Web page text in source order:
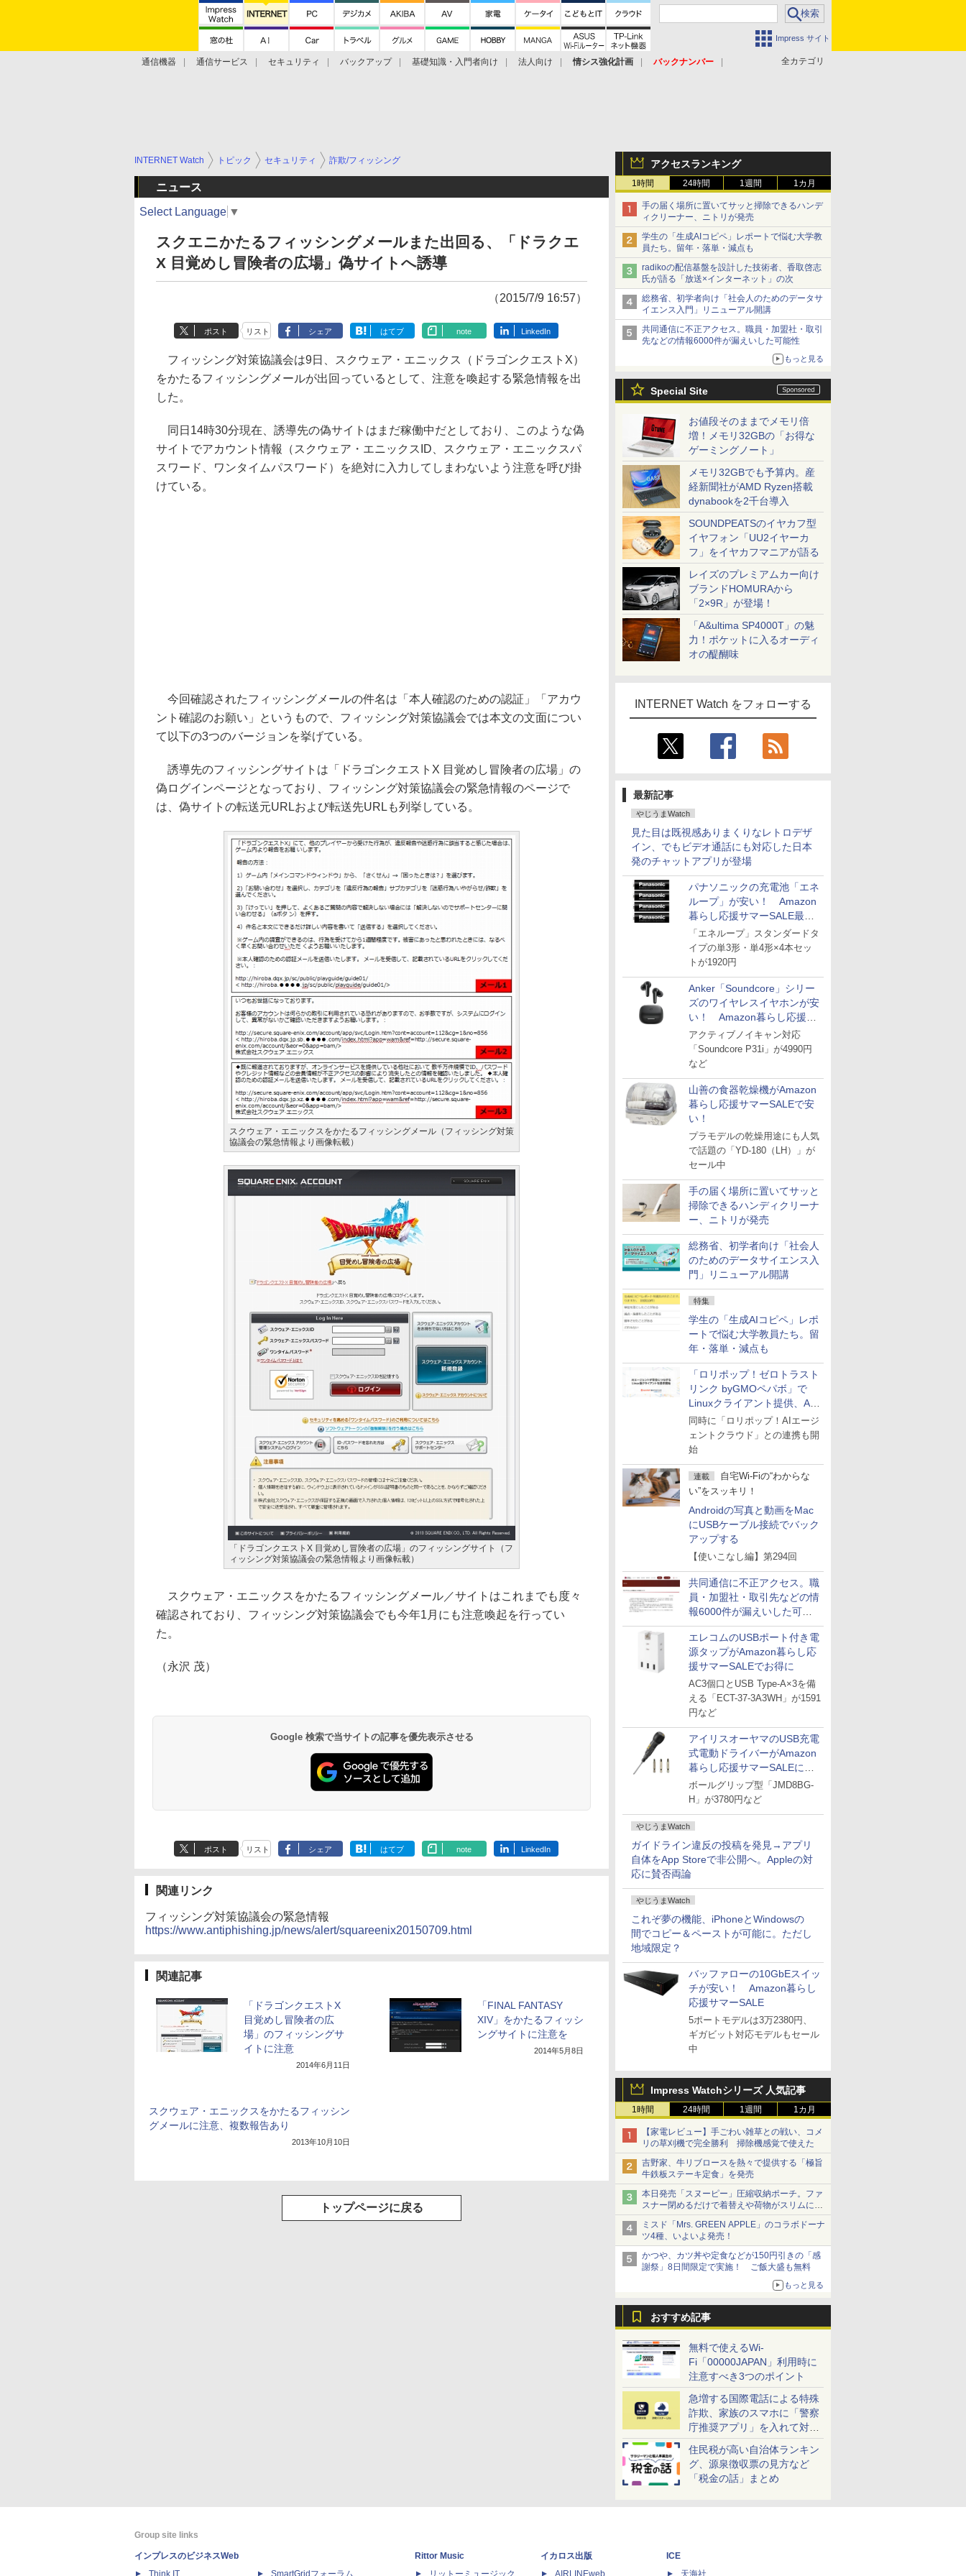
Impress サイト
全カテゴリ
通信機器 通信サービス セキュリティ バックアップ 基礎知識・入門者向け 法人向け 情シス強化計画
バックナンバー
アクセスランキング
1時間 24時間 1週間 1カ月
手の届く場所に置いてサッと掃除できるハンデ
ィクリーナー、ニトリが発売
学生の「生成AIコピペ」レポートで悩む大学教
員たち。留年・落単・減点も
radikoの配信基盤を設計した技術者、香取啓志
氏が語る「放送×インターネット」の次
総務省、初学者向け「社会人のためのデータサ
イエンス入門」リニューアル開講
共同通信に不正アクセス。職員・加盟社・取引
先などの情報6000件が漏えいした可能性
もっと見る
Special Site
お値段そのままでメモリ倍
増！メモリ32GBの「お得な
ゲーミングノート」
メモリ32GBでも予算内。産
経新聞社がAMD Ryzen搭載
dynabookを2千台導入
SOUNDPEATSのイヤカフ型
イヤフォン「UU2イヤーカ
フ」をイヤカフマニアが語る
レイズのプレミアムカー向け
ブランドHOMURAから
「2×9R」が登場！
「A&ultima SP4000T」の魅
力！ポケットに入るオーディ
オの醍醐味
INTERNET Watch をフォローする
最新記事
やじうまWatch
見た目は既視感ありまくりなレトロデザ
イン、でもビデオ通話にも対応した日本
発のチャットアプリが登場
パナソニックの充電池「エネ
ループ」が安い！ Amazon
暮らし応援サマーSALE最終
日
「エネループ」スタンダードタ
イプの単3形・単4形×4本セッ
トが1920円
Anker「Soundcore」シリー
ズのワイヤレスイヤホンが安
い！ Amazon暮らし応援サ
マーSALE
アクティブノイキャン対応
「Soundcore P31i」が4990円
など
山善の食器乾燥機がAmazon
暮らし応援サマーSALEで安
い！
プラモデルの乾燥用途にも人気
で話題の「YD-180（LH）」が
セール中
手の届く場所に置いてサッと
掃除できるハンディクリーナ
ー、ニトリが発売
総務省、初学者向け「社会人
のためのデータサイエンス入
門」リニューアル開講
特集
学生の「生成AIコピペ」レポ
ートで悩む大学教員たち。留
年・落単・減点も
「ロリポップ！ゼロトラスト
リンク byGMOペパボ」で
Linuxクライアント提供、AI
エージェントの接続が容易に
同時に「ロリポップ！AIエージ
ェントクラウド」との連携も開
始
連載
自宅Wi-Fiの“わからな
い”をスッキリ！
Androidの写真と動画をMac
にUSBケーブル接続でバック
アップする
【使いこなし編】第294回
共同通信に不正アクセス。職
員・加盟社・取引先などの情
報6000件が漏えいした可能
性
エレコムのUSBポート付き電
源タップがAmazon暮らし応
援サマーSALEでお得に
AC3個口とUSB Type-A×3を備
える「ECT-37-3A3WH」が1591
円など
アイリスオーヤマのUSB充電
式電動ドライバーがAmazon
暮らし応援サマーSALEに登
場
ボールグリップ型「JMD8BG-
H」が3780円など
やじうまWatch
ガイドライン違反の投稿を発見→アプリ
自体をApp Storeで非公開へ。Appleの対
応に賛否両論
やじうまWatch
これぞ夢の機能、iPhoneとWindowsの
間でコピー＆ペーストが可能に。ただし
地域限定？
バッファローの10GbEスイッ
チが安い！ Amazon暮らし
応援サマーSALE
5ポートモデルは3万2380円、
ギガビット対応モデルもセール
中
Impress Watchシリーズ 人気記事
1時間 24時間 1週間 1カ月
【家電レビュー】手ごわい雑草との戦い、コメ
リの草刈機で完全勝利 掃除機感覚で使えた
吉野家、牛リブロースを熱々で提供する「極旨
牛鉄板ステーキ定食」を発売
本日発売「スヌーピー」圧縮収納ポーチ。ファ
スナー閉めるだけで着替えや荷物がスリムにま
とまる
ミスド「Mrs. GREEN APPLE」のコラボドーナ
ツ4種、いよいよ発売！
かつや、カツ丼や定食などが150円引きの「感
謝祭」8日間限定で実施！ ご飯大盛も無料
もっと見る
おすすめ記事
無料で使えるWi-
Fi「00000JAPAN」利用時に
注意すべき3つのポイント
急増する国際電話による特殊
詐欺、家族のスマホに「警察
庁推奨アプリ」を入れて対策
しよう！
住民税が高い自治体ランキン
グ、源泉徴収票の見方など
「税金の話」まとめ
INTERNET Watch トピック セキュリティ 詐欺/フィッシング
ニュース
Select Language ▼
スクエニかたるフィッシングメールまた出回る、「ドラクエ
X 目覚めし冒険者の広場」偽サイトへ誘導
（2015/7/9 16:57）
ポスト リスト シェア はてブ note LinkedIn
フィッシング対策協議会は9日、スクウェア・エニックス（ドラゴンクエストX）
をかたるフィッシングメールが出回っているとして、注意を喚起する緊急情報を出
した。
同日14時30分現在、誘導先の偽サイトはまだ稼働中だとしており、このような偽
サイトでアカウント情報（スクウェア・エニックスID、スクウェア・エニックスパ
スワード、ワンタイムパスワード）を絶対に入力してしまわないよう注意を呼び掛
けている。
今回確認されたフィッシングメールの件名は「本人確認のための認証」「アカウ
ント確認のお願い」というもので、フィッシング対策協議会では本文の文面につい
て以下の3つのバージョンを挙げている。
誘導先のフィッシングサイトは「ドラゴンクエストX 目覚めし冒険者の広場」の
偽ログインページとなっており、フィッシング対策協議会の緊急情報のページで
は、偽サイトの転送元URLおよび転送先URLも列挙している。
スクウェア・エニックスをかたるフィッシングメール（フィッシング対策
協議会の緊急情報より画像転載）
「ドラゴンクエストX 目覚めし冒険者の広場」のフィッシングサイト（フ
ィッシング対策協議会の緊急情報より画像転載）
スクウェア・エニックスをかたるフィッシングメール／サイトはこれまでも度々
確認されており、フィッシング対策協議会でも今年1月にも注意喚起を行ってい
た。
（永沢 茂）
Google 検索で当サイトの記事を優先表示させる
ポスト リスト シェア はてブ note LinkedIn
関連リンク
フィッシング対策協議会の緊急情報
https://www.antiphishing.jp/news/alert/squareenix20150709.html
関連記事
「ドラゴンクエストX
目覚めし冒険者の広
場」のフィッシングサ
イトに注意
2014年6月11日
「FINAL FANTASY
XIV」をかたるフィッシ
ングサイトに注意を
2014年5月8日
スクウェア・エニックスをかたるフィッシン
グメールに注意、複数報告あり
2013年10月10日
トップページに戻る
Group site links
インプレスのビジネスWeb
Think IT
SmartGridフォーラム
Rittor Music
リットーミュージック
イカロス出版
AIRLINEweb
ICE
天海社